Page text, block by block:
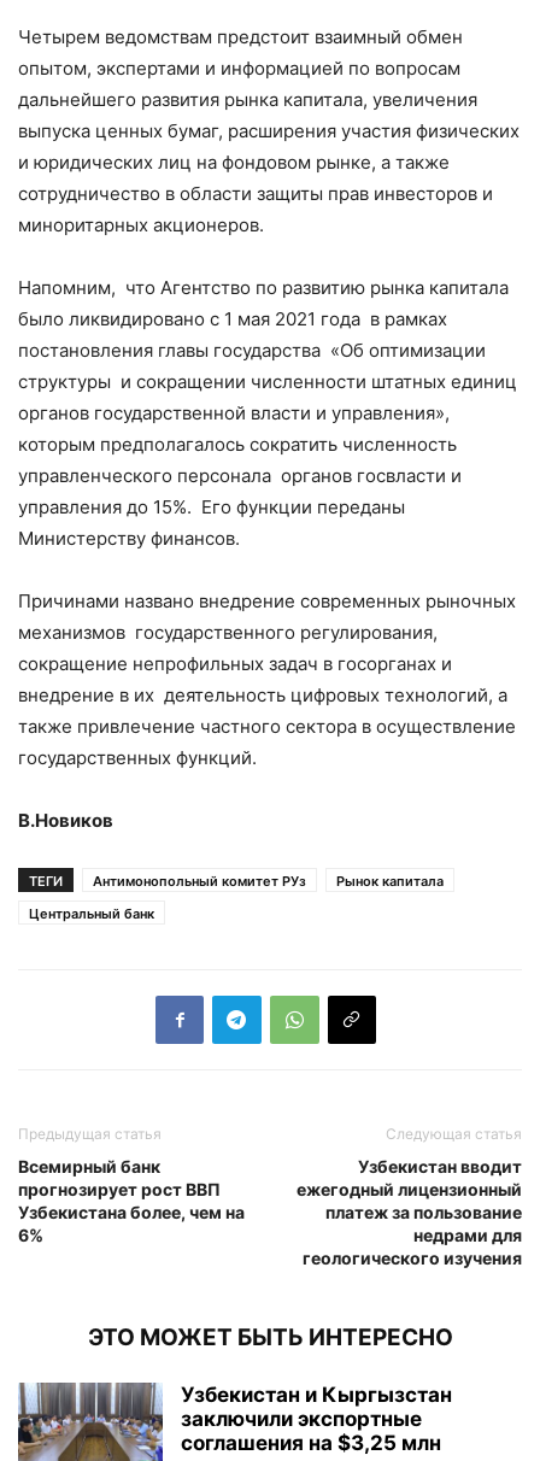
Четырем ведомствам предстоит взаимный обмен
опытом, экспертами и информацией по вопросам
дальнейшего развития рынка капитала, увеличения
выпуска ценных бумаг, расширения участия физических
и юридических лиц на фондовом рынке, а также
сотрудничество в области защиты прав инвесторов и
миноритарных акционеров.
Напомним, что Агентство по развитию рынка капитала
было ликвидировано с 1 мая 2021 года в рамках
постановления главы государства «Об оптимизации
структуры и сокращении численности штатных единиц
органов государственной власти и управления»,
которым предполагалось сократить численность
управленческого персонала органов госвласти и
управления до 15%. Его функции переданы
Министерству финансов.
Причинами названо внедрение современных рыночных
механизмов государственного регулирования,
сокращение непрофильных задач в госорганах и
внедрение в их деятельность цифровых технологий, а
также привлечение частного сектора в осуществление
государственных функций.
В.Новиков
ТЕГИ Антимонопольный комитет РУз
Рынок капитала
Центральный банк
Предыдущая статья
Всемирный банк
прогнозирует рост ВВП
Узбекистана более, чем на
6%
Следующая статья
Узбекистан вводит
ежегодный лицензионный
платеж за пользование
недрами для
геологического изучения
ЭТО МОЖЕТ БЫТЬ ИНТЕРЕСНО
Узбекистан и Кыргызстан
заключили экспортные
соглашения на $3,25 млн